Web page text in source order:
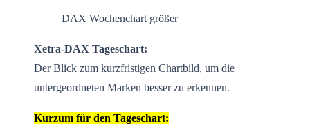
DAX Wochenchart größer
Xetra-DAX Tageschart:
Der Blick zum kurzfristigen Chartbild, um die
untergeordneten Marken besser zu erkennen.
Kurzum für den Tageschart: